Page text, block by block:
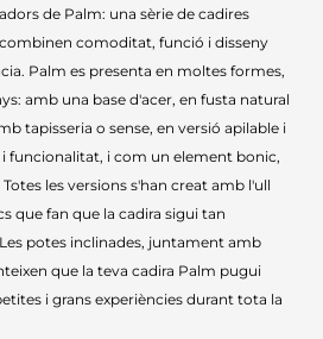
de Palm: una sèrie de cadires
comoditat, funció i disseny
Palm es presenta en moltes formes,
amb una base d'acer, en fusta natural
tapisseria o sense, en versió apilable i
funcionalitat, i com un element bonic,
les versions s'han creat amb l'ull
que fan que la cadira sigui tan
potes inclinades, juntament amb
que la teva cadira Palm pugui
i grans experiències durant tota la